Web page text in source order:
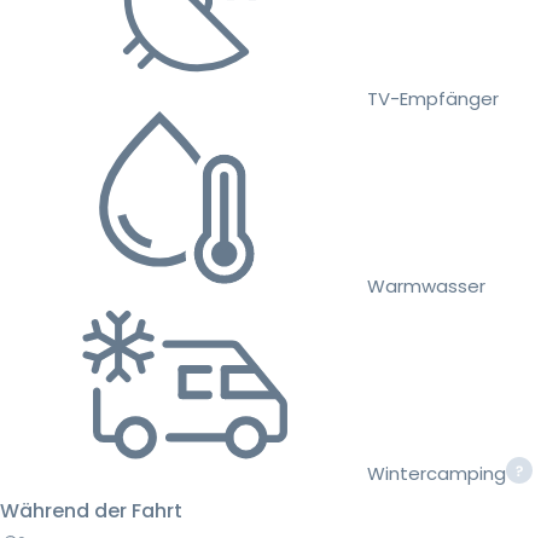
TV-Empfänger
Warmwasser
Wintercamping
Während der Fahrt